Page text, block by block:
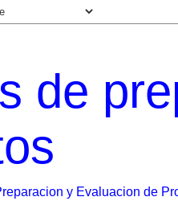
de
y Evaluacion de